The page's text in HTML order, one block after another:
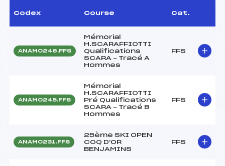
Codex Course Cat.
ANAM0246.FFS
Mémorial
H.SCARAFFIOTTI
Qualifications
SCARA – Tracé A
Hommes
FFS
ANAM0245.FFS
Mémorial
H.SCARAFFIOTTI
Pré Qualifications
SCARA – Tracé B
Hommes
FFS
ANAM0231.FFS
25ème SKI OPEN
COQ D'OR
BENJAMINS
FFS